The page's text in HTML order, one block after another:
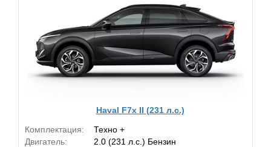
Haval F7x II (231 л.с.)
Комплектация:
Техно +
Двигатель:
2.0 (231 л.с.) Бензин